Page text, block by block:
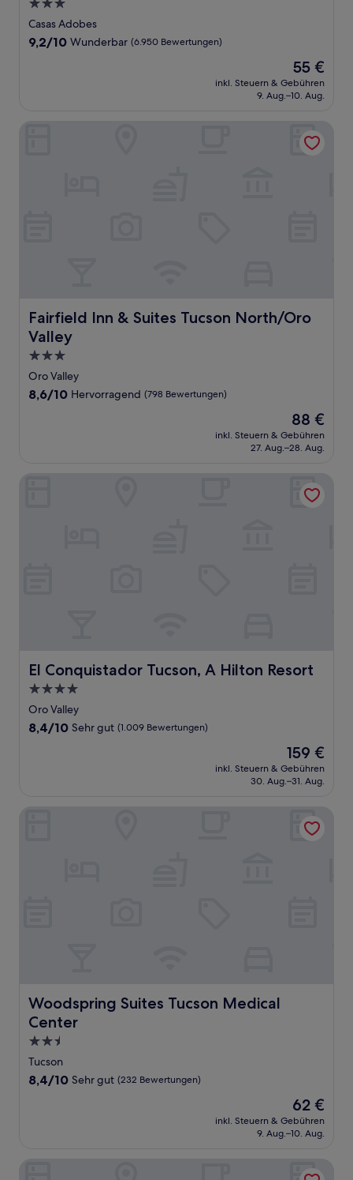
3.0-
Sterne-
Unterkunft
Casas Adobes
9.2
9,2/10 Wunderbar (6.950 Bewertungen)
Der
Preis
beträgt
55 €
inkl. Steuern & Gebühren
9. Aug.–10. Aug.
Fairfield Inn & Suites Tucson North/Oro
Valley
Fairfield Inn & Suites Tucson North/Oro Valley
3.0-
Sterne-
Unterkunft
Oro Valley
8.6
8,6/10 Hervorragend (798 Bewertungen)
Der
Preis
beträgt
88 €
inkl. Steuern & Gebühren
27. Aug.–28. Aug.
El Conquistador Tucson, A Hilton Resort
El Conquistador Tucson, A Hilton Resort
4.0-
Sterne-
Unterkunft
Oro Valley
8.4
Bewertungen)
8,4/10 Sehr gut (1.009 Bewertungen)
Der
Preis
beträgt
159 €
inkl. Steuern & Gebühren
30. Aug.–31. Aug.
Woodspring Suites Tucson Medical
Center
Woodspring Suites Tucson Medical Center
2.5-
Sterne-
Unterkunft
Tucson
8.4
Bewertungen)
8,4/10 Sehr gut (232 Bewertungen)
Der
Preis
beträgt
62 €
inkl. Steuern & Gebühren
9. Aug.–10. Aug.